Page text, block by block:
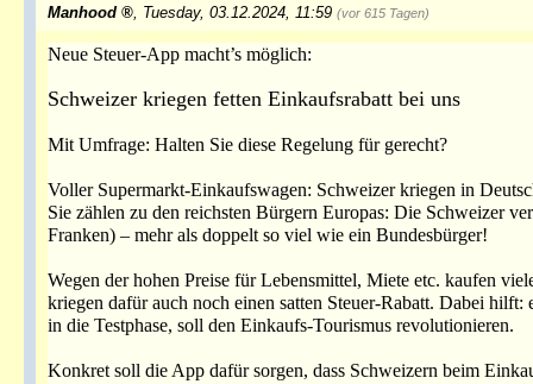
Manhood Tuesday, 03.12.2024, 11:59 (vor 615 Tagen)
Neue Steuer-App macht’s möglich:
Schweizer kriegen fetten Einkaufsrabatt bei uns
Mit Umfrage: Halten Sie diese Regelung für gerecht?
Voller Supermarkt-Einkaufswagen: Schweizer kriegen in
Sie zählen zu den reichsten Bürgern Europas: Die Schweizer
Franken) – mehr als doppelt so viel wie ein Bundesbürger!
Wegen der hohen Preise für Lebensmittel, Miete etc. kaufen
kriegen dafür auch noch einen satten Steuer-Rabatt. Dabei
in die Testphase, soll den Einkaufs-Tourismus revolutionieren.
Konkret soll die App dafür sorgen, dass Schweizern beim